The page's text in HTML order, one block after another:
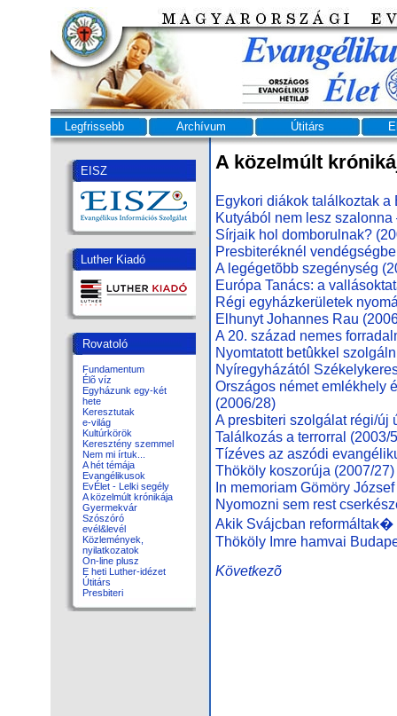
Legfrissebb Archívum Útitárs
EISZ
Luther Kiadó
Rovatoló
Fundamentum
Élõ víz
Egyházunk egy-két
hete
Keresztutak
e-világ
Kultúrkörök
Keresztény szemmel
Nem mi írtuk...
A hét témája
Evangélikusok
EvÉlet - Lelki segély
A közelmúlt krónikája
Gyermekvár
Szószóró
evél&levél
Közlemények,
nyilatkozatok
On-line plusz
E heti Luther-idézet
Útitárs
Presbiteri
A közelmúlt
Egykori diákok találkoztak
Kutyából nem lesz
Sírjaik hol domborulnak?
Presbiteréknél
A legégetõbb szegénység
Európa Tanács: a
Régi egyházkerületek
Elhunyt Johannes Rau
A 20. század nemes
Nyomtatott betûkkel
Nyíregyházától
Országos német emlékhely
(2006/28)
A presbiteri szolgálat régi/új
Találkozás a terrorral (2003/
Tízéves az aszódi
Thököly koszorúja (2007/27)
In memoriam Gömöry
Nyomozni sem rest
Akik Svájcban reformáltak�
Thököly Imre hamvai
Következõ